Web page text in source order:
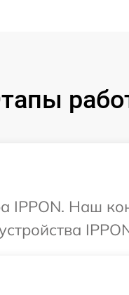
IPPON. Наш